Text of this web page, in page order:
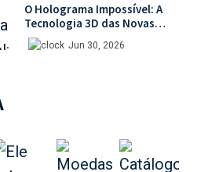
O Holograma Impossível: A
Tecnologia 3D das Novas
Cédulas do Iene
Jun 30, 2026